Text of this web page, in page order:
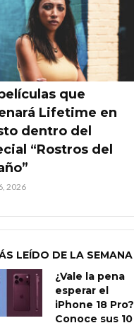
que
Lifetime en
dentro del
“Rostros del
2026
LEÍDO DE LA SEMANA
¿Vale la pena
esperar el
iPhone 18 Pro?
Conoce sus 10